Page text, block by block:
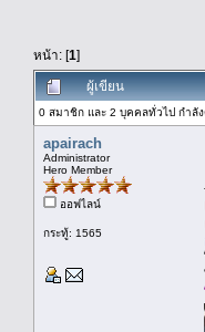
หน้า: [1]
ผู้เขียน
0 สมาชิก และ 2 บุคคลทั่วไป กำลั
apairach
Administrator
Hero Member
ออฟไลน์
กระทู้: 1565